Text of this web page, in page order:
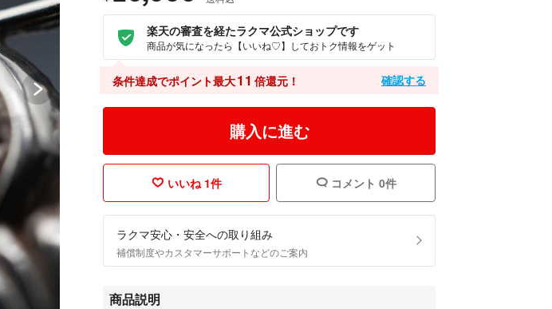
楽天の審査を経たラクマ公式ショップです
商品が気になったら【いいね♡】しておトク情報をゲット
条件達成でポイント最大11 倍還元！ 確認する
購入に進む
いいね 1件 コメント 0件
ラクマ安心・安全への取り組み
補償制度やカスタマーサポートなどのご案内
商品説明